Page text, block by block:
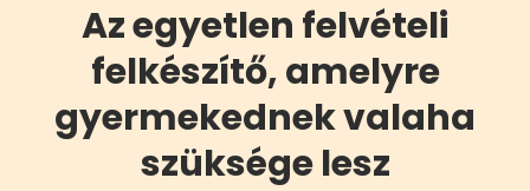
Az egyetlen felvételi
felkészítő, amelyre
gyermekednek valaha
szüksége lesz